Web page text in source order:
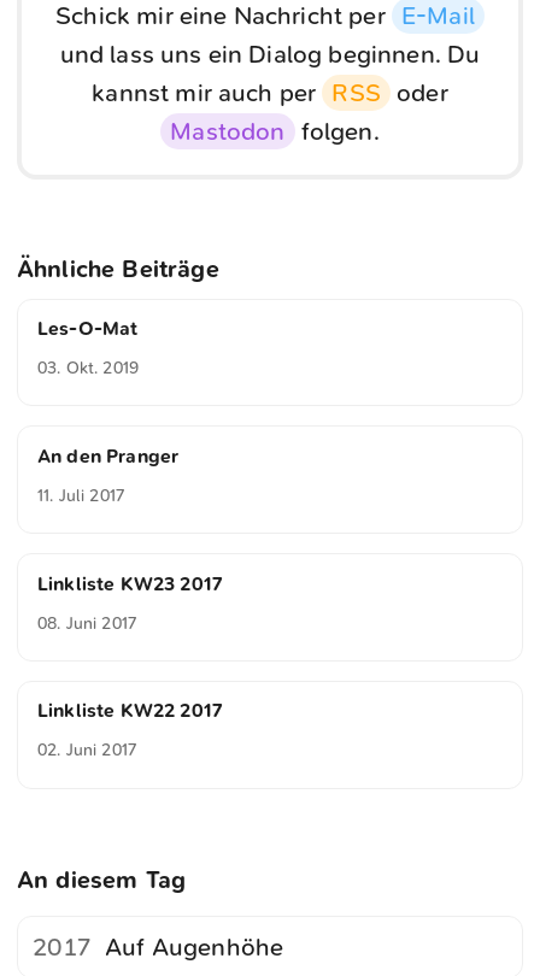
Schick mir eine Nachricht per E-Mail
und lass uns ein Dialog beginnen. Du
kannst mir auch per RSS oder
Mastodon folgen.
Ähnliche Beiträge
Les-O-Mat
03. Okt. 2019
An den Pranger
11. Juli 2017
Linkliste KW23 2017
08. Juni 2017
Linkliste KW22 2017
02. Juni 2017
An diesem Tag
2017 Auf Augenhöhe